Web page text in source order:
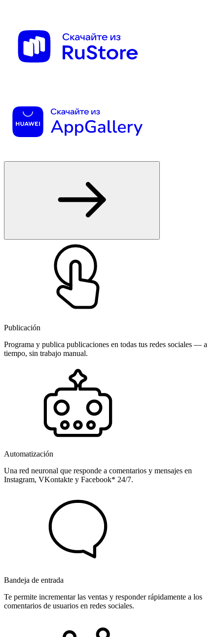
Publicación
Programa y publica publicaciones en todas tus redes sociales — a
tiempo, sin trabajo manual.
Automatización
Una red neuronal que responde a comentarios y mensajes en
Instagram, VKontakte y Facebook* 24/7.
Bandeja de entrada
Te permite incrementar las ventas y responder rápidamente a los
comentarios de usuarios en redes sociales.